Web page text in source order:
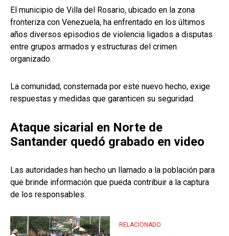
El municipio de Villa del Rosario, ubicado en la zona
fronteriza con Venezuela, ha enfrentado en los últimos
años diversos episodios de violencia ligados a disputas
entre grupos armados y estructuras del crimen
organizado.
La comunidad, consternada por este nuevo hecho, exige
respuestas y medidas que garanticen su seguridad.
Ataque sicarial en Norte de
Santander quedó grabado en video
Las autoridades han hecho un llamado a la población para
que brinde información que pueda contribuir a la captura
de los responsables.
RELACIONADO